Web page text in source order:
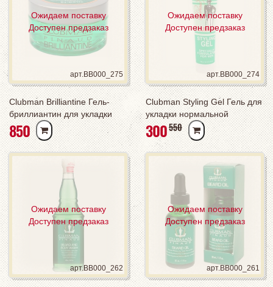
Ожидаем поставку
Доступен предзаказ
арт.BB000_275
Clubman Brilliantine Гель-
бриллиантин для укладки
волос, 100 мл
850РУБ
Ожидаем поставку
Доступен предзаказ
арт.BB000_274
Clubman Styling Gel Гель для
укладки нормальной
фиксации, 110 мл
300РУБ
550РУБ
Ожидаем поставку
Доступен предзаказ
арт.BB000_262
Ожидаем поставку
Доступен предзаказ
арт.BB000_261